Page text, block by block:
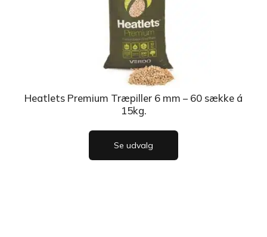
Heatlets Premium Træpiller 6 mm – 60 sække á
15kg.
Se udvalg